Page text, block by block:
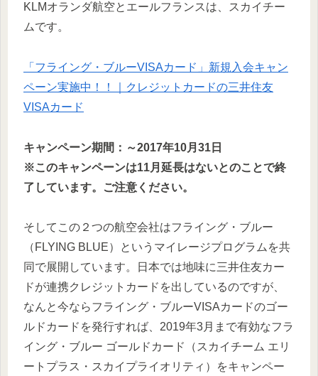
KLMオランダ航空とエールフランスは、スカイチー
ムです。
「フライング・ブルーVISAカード」新規入会キャン
ペーン実施中！！｜クレジットカードの三井住友
VISAカード
キャンペーン期間：～2017年10月31日
※このキャンペーンは11月延長はないとのことで終
了しています。ご注意ください。
そしてこの２つの航空会社はフライング・ブルー
（FLYING BLUE）というマイレージプログラムを共
同で展開しています。日本では地味に三井住友カー
ドが連携クレジットカードを出しているのですが、
なんと今ならフライング・ブルーVISAカードのゴー
ルドカードを発行すれば、2019年3月まで有効なフラ
イング・ブルー ゴールドカード（スカイチーム エリ
ートプラス・スカイプライオリティ）をキャンペー